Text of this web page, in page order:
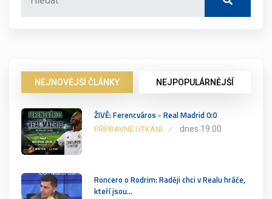
NEJNOVĚJŠÍ ČLÁNKY NEJPOPULÁRNĚJŠÍ
ŽIVĚ: Ferencváros - Real Madrid 0:0
PŘÍPRAVNÉ UTKÁNÍ dnes 19:00
Roncero o Rodrim: Raději chci v Realu hráče,
kteří jsou…